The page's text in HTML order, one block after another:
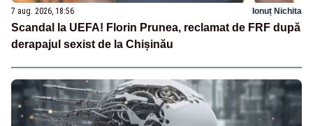
7 aug. 2026, 18:56 Ionuț Nichita
Scandal la UEFA! Florin Prunea, reclamat de FRF după
derapajul sexist de la Chișinău